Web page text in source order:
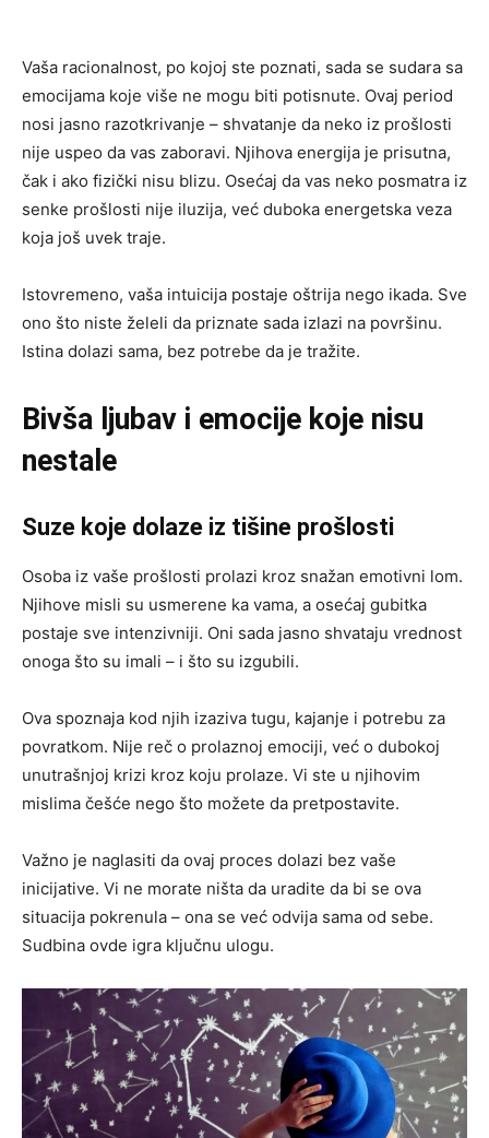
Vaša racionalnost, po kojoj ste poznati, sada se sudara sa
emocijama koje više ne mogu biti potisnute. Ovaj period
nosi jasno razotkrivanje – shvatanje da neko iz prošlosti
nije uspeo da vas zaboravi. Njihova energija je prisutna,
čak i ako fizički nisu blizu. Osećaj da vas neko posmatra iz
senke prošlosti nije iluzija, već duboka energetska veza
koja još uvek traje.
Istovremeno, vaša intuicija postaje oštrija nego ikada. Sve
ono što niste želeli da priznate sada izlazi na površinu.
Istina dolazi sama, bez potrebe da je tražite.
Bivša ljubav i emocije koje nisu
nestale
Suze koje dolaze iz tišine prošlosti
Osoba iz vaše prošlosti prolazi kroz snažan emotivni lom.
Njihove misli su usmerene ka vama, a osećaj gubitka
postaje sve intenzivniji. Oni sada jasno shvataju vrednost
onoga što su imali – i što su izgubili.
Ova spoznaja kod njih izaziva tugu, kajanje i potrebu za
povratkom. Nije reč o prolaznoj emociji, već o dubokoj
unutrašnjoj krizi kroz koju prolaze. Vi ste u njihovim
mislima češće nego što možete da pretpostavite.
Važno je naglasiti da ovaj proces dolazi bez vaše
inicijative. Vi ne morate ništa da uradite da bi se ova
situacija pokrenula – ona se već odvija sama od sebe.
Sudbina ovde igra ključnu ulogu.